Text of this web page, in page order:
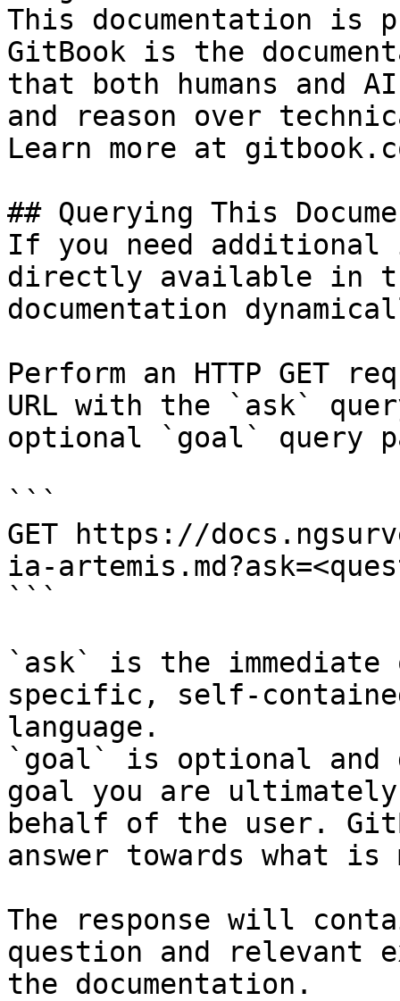
This documentation is
GitBook is the
that both humans and
and reason over
Learn more at
## Querying This
If you need
directly available in
documentation
Perform an HTTP GET
URL with the `ask`
optional `goal` query
```
GET https://
ia-
```
`ask` is the
specific, self-
language.
`goal` is optional and
goal you are
behalf of the user.
answer towards what
The response will
question and relevant
the documentation.